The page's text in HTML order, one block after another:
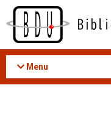
Acessar
conteúdo
Menu